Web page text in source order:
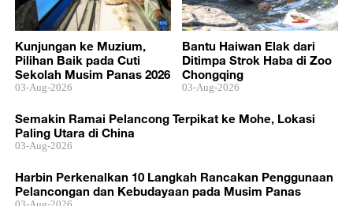
Kunjungan ke Muzium,
Pilihan Baik pada Cuti
Sekolah Musim Panas 2026
03-Aug-2026
Bantu Haiwan Elak dari
Ditimpa Strok Haba di Zoo
Chongqing
03-Aug-2026
Semakin Ramai Pelancong Terpikat ke Mohe, Lokasi
Paling Utara di China
03-Aug-2026
Harbin Perkenalkan 10 Langkah Rancakan Penggunaan
Pelancongan dan Kebudayaan pada Musim Panas